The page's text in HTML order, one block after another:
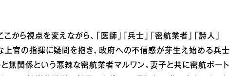
ら視点を変えながら、「医師」「兵士」「密航業者」「詩人」
上官の指揮に疑問を抱き、政府への不信感が芽生え始める兵士
無関係という悪辣な密航業者マルワン。妻子と共に密航ボート